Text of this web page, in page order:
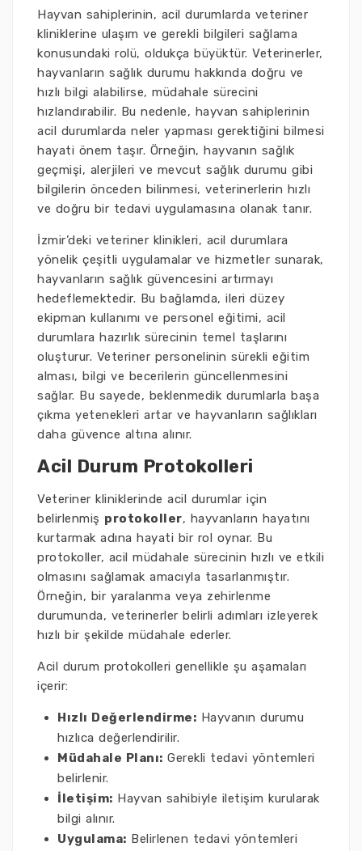
Hayvan sahiplerinin, acil durumlarda veteriner
kliniklerine ulaşım ve gerekli bilgileri sağlama
konusundaki rolü, oldukça büyüktür. Veterinerler,
hayvanların sağlık durumu hakkında doğru ve
hızlı bilgi alabilirse, müdahale sürecini
hızlandırabilir. Bu nedenle, hayvan sahiplerinin
acil durumlarda neler yapması gerektiğini bilmesi
hayati önem taşır. Örneğin, hayvanın sağlık
geçmişi, alerjileri ve mevcut sağlık durumu gibi
bilgilerin önceden bilinmesi, veterinerlerin hızlı
ve doğru bir tedavi uygulamasına olanak tanır.
İzmir’deki veteriner klinikleri, acil durumlara
yönelik çeşitli uygulamalar ve hizmetler sunarak,
hayvanların sağlık güvencesini artırmayı
hedeflemektedir. Bu bağlamda, ileri düzey
ekipman kullanımı ve personel eğitimi, acil
durumlara hazırlık sürecinin temel taşlarını
oluşturur. Veteriner personelinin sürekli eğitim
alması, bilgi ve becerilerin güncellenmesini
sağlar. Bu sayede, beklenmedik durumlarla başa
çıkma yetenekleri artar ve hayvanların sağlıkları
daha güvence altına alınır.
Acil Durum Protokolleri
Veteriner kliniklerinde acil durumlar için
belirlenmiş protokoller, hayvanların hayatını
kurtarmak adına hayati bir rol oynar. Bu
protokoller, acil müdahale sürecinin hızlı ve etkili
olmasını sağlamak amacıyla tasarlanmıştır.
Örneğin, bir yaralanma veya zehirlenme
durumunda, veterinerler belirli adımları izleyerek
hızlı bir şekilde müdahale ederler.
Acil durum protokolleri genellikle şu aşamaları
içerir:
Hızlı Değerlendirme: Hayvanın durumu
hızlıca değerlendirilir.
Müdahale Planı: Gerekli tedavi yöntemleri
belirlenir.
İletişim: Hayvan sahibiyle iletişim kurularak
bilgi alınır.
Uygulama: Belirlenen tedavi yöntemleri